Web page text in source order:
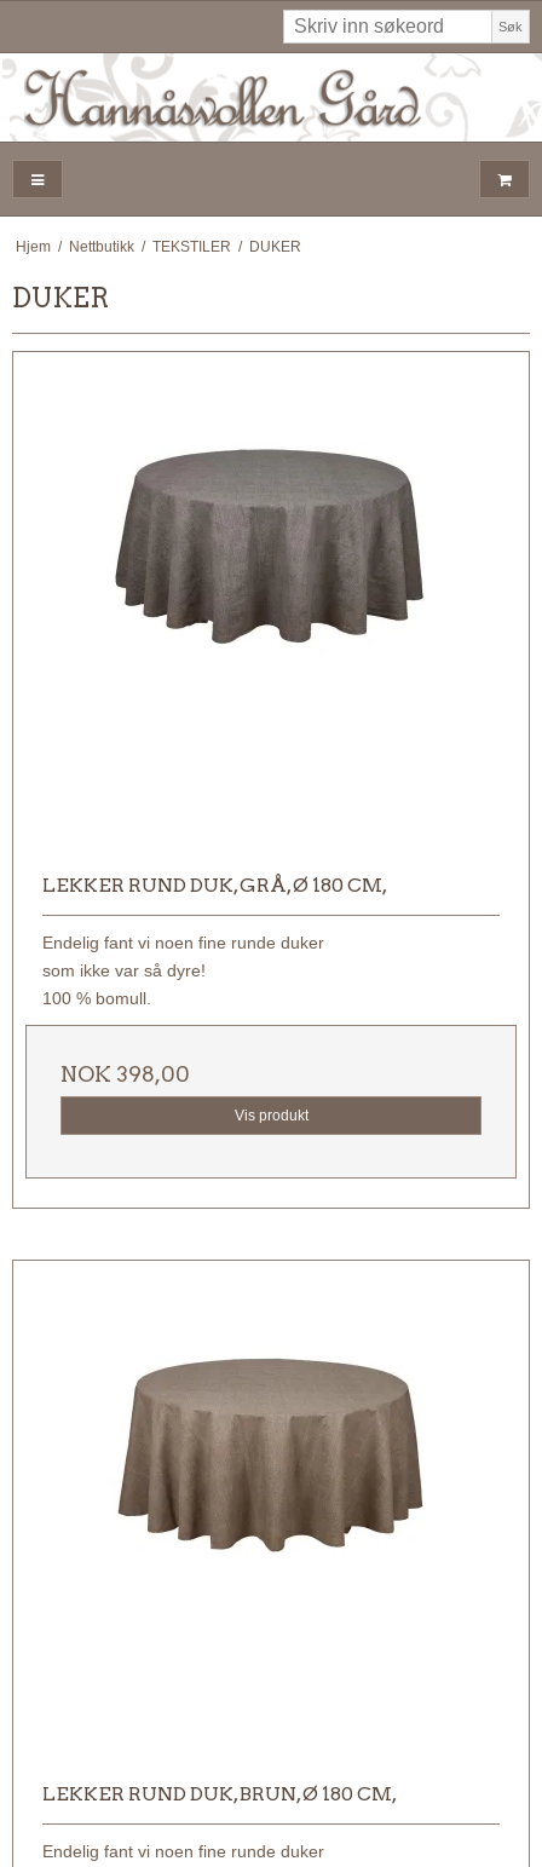
Søk
Hjem / Nettbutikk / TEKSTILER / DUKER
DUKER
LEKKER RUND DUK, GRÅ, Ø 180 CM,
Endelig fant vi noen fine runde duker
som ikke var så dyre!
100 % bomull.
NOK 398,00
Vis produkt
LEKKER RUND DUK, BRUN, Ø 180 CM,
Endelig fant vi noen fine runde duker